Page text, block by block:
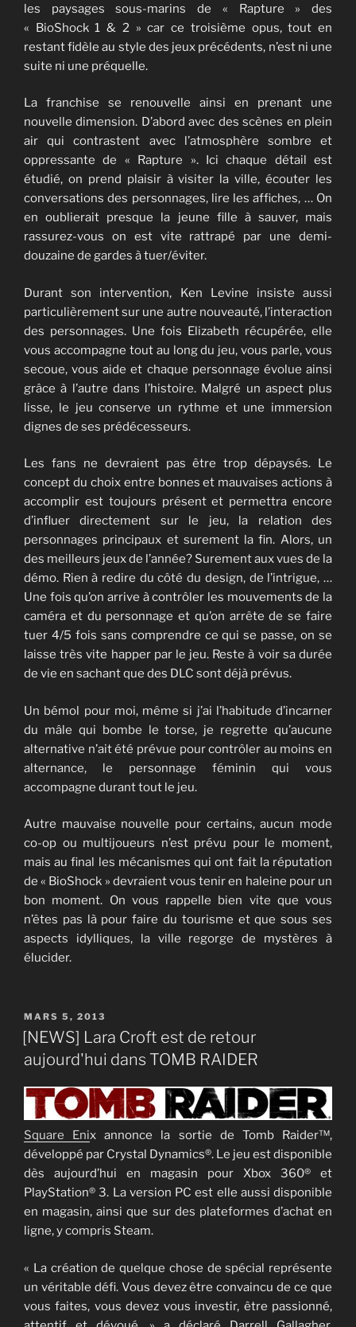
les paysages sous-marins de « Rapture » des
« BioShock 1 & 2 » car ce troisième opus, tout en
restant fidèle au style des jeux précédents, n’est ni une
suite ni une préquelle.
La franchise se renouvelle ainsi en prenant une
nouvelle dimension. D’abord avec des scènes en plein
air qui contrastent avec l’atmosphère sombre et
oppressante de « Rapture ». Ici chaque détail est
étudié, on prend plaisir à visiter la ville, écouter les
conversations des personnages, lire les affiches, … On
en oublierait presque la jeune fille à sauver, mais
rassurez-vous on est vite rattrapé par une demi-
douzaine de gardes à tuer/éviter.
Durant son intervention, Ken Levine insiste aussi
particulièrement sur une autre nouveauté, l’interaction
des personnages. Une fois Elizabeth récupérée, elle
vous accompagne tout au long du jeu, vous parle, vous
secoue, vous aide et chaque personnage évolue ainsi
grâce à l’autre dans l’histoire. Malgré un aspect plus
lisse, le jeu conserve un rythme et une immersion
dignes de ses prédécesseurs.
Les fans ne devraient pas être trop dépaysés. Le
concept du choix entre bonnes et mauvaises actions à
accomplir est toujours présent et permettra encore
d’influer directement sur le jeu, la relation des
personnages principaux et surement la fin. Alors, un
des meilleurs jeux de l’année? Surement aux vues de la
démo. Rien à redire du côté du design, de l’intrigue, …
Une fois qu’on arrive à contrôler les mouvements de la
caméra et du personnage et qu’on arrête de se faire
tuer 4/5 fois sans comprendre ce qui se passe, on se
laisse très vite happer par le jeu. Reste à voir sa durée
de vie en sachant que des DLC sont déjà prévus.
Un bémol pour moi, même si j’ai l’habitude d’incarner
du mâle qui bombe le torse, je regrette qu’aucune
alternative n’ait été prévue pour contrôler au moins en
alternance, le personnage féminin qui vous
accompagne durant tout le jeu.
Autre mauvaise nouvelle pour certains, aucun mode
co-op ou multijoueurs n’est prévu pour le moment,
mais au final les mécanismes qui ont fait la réputation
de « BioShock » devraient vous tenir en haleine pour un
bon moment. On vous rappelle bien vite que vous
n’êtes pas là pour faire du tourisme et que sous ses
aspects idylliques, la ville regorge de mystères à
élucider.
PUBLIÉ
LE
MARS 5, 2013
[NEWS] Lara Croft est de retour
aujourd'hui dans TOMB RAIDER
Square Enix annonce la sortie de Tomb Raider™,
développé par Crystal Dynamics®. Le jeu est disponible
dès aujourd’hui en magasin pour Xbox 360® et
PlayStation® 3. La version PC est elle aussi disponible
en magasin, ainsi que sur des plateformes d’achat en
ligne, y compris Steam.
« La création de quelque chose de spécial représente
un véritable défi. Vous devez être convaincu de ce que
vous faites, vous devez vous investir, être passionné,